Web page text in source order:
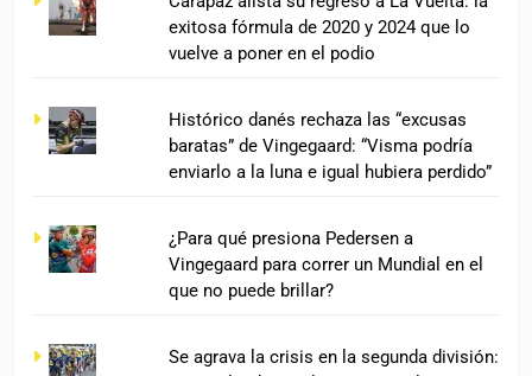
exitosa fórmula de 2020 y 2024 que lo
vuelve a poner en el podio
Histórico danés rechaza las “excusas
baratas” de Vingegaard: “Visma podría
enviarlo a la luna e igual hubiera perdido”
¿Para qué presiona Pedersen a
Vingegaard para correr un Mundial en el
que no puede brillar?
Se agrava la crisis en la segunda división: